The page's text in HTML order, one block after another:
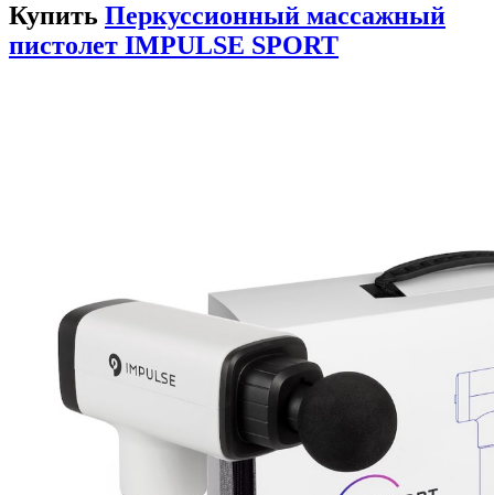
Купить Перкуссионный массажный
пистолет IMPULSE SPORT